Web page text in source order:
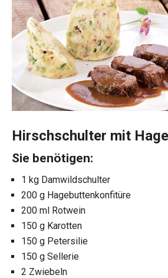
Hirschschulter mit
Sie benötigen:
1 kg Damwildschulter
200 g Hagebuttenkonfitüre
200 ml Rotwein
150 g Karotten
150 g Petersilie
150 g Sellerie
2 Zwiebeln